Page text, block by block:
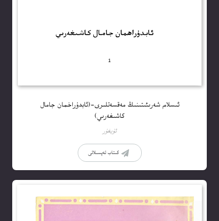
ئىسلام شەرىئىتىنىڭ مەقسەتلىرى-(ئابدۇراخمان جامال
كاشىغەرىي)
ئۇيغۇر
كىتاب تەپسىلاتى